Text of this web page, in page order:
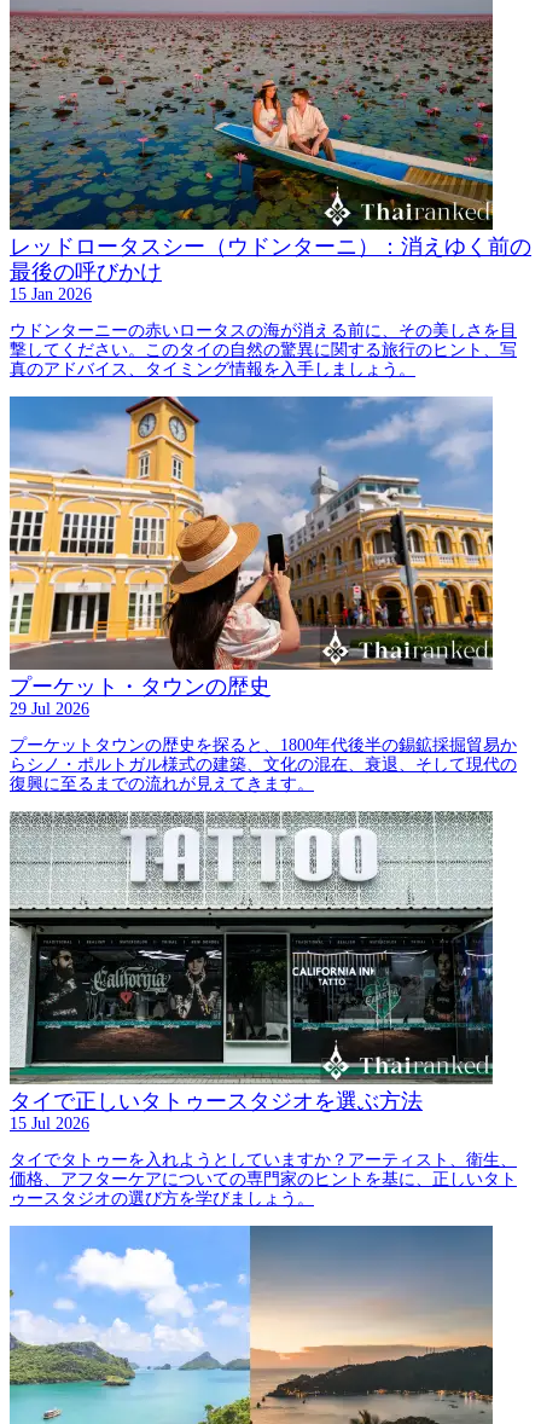
レッドロータスシー（ウドンターニ）：消えゆく前の
最後の呼びかけ
15 Jan 2026
ウドンターニーの赤いロータスの海が消える前に、その美しさを目
撃してください。このタイの自然の驚異に関する旅行のヒント、写
真のアドバイス、タイミング情報を入手しましょう。
プーケット・タウンの歴史
29 Jul 2026
プーケットタウンの歴史を探ると、1800年代後半の錫鉱採掘貿易か
らシノ・ポルトガル様式の建築、文化の混在、衰退、そして現代の
復興に至るまでの流れが見えてきます。
タイで正しいタトゥースタジオを選ぶ方法
15 Jul 2026
タイでタトゥーを入れようとしていますか？アーティスト、衛生、
価格、アフターケアについての専門家のヒントを基に、正しいタト
ゥースタジオの選び方を学びましょう。